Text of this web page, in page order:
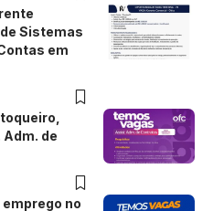
Sistemas
em
de
no